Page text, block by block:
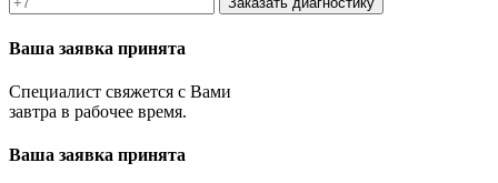
Ваша заявка принята
Специалист свяжется с Вами
завтра в рабочее время.
Ваша заявка принята